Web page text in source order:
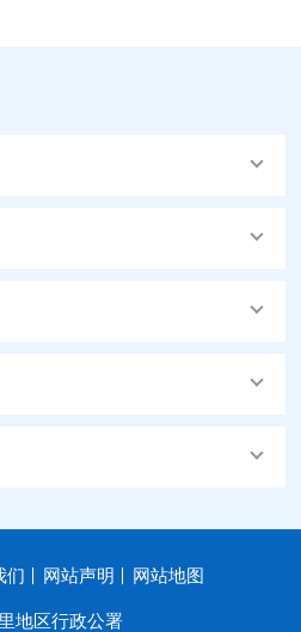
们 网站声明 网站地图
地区行政公署